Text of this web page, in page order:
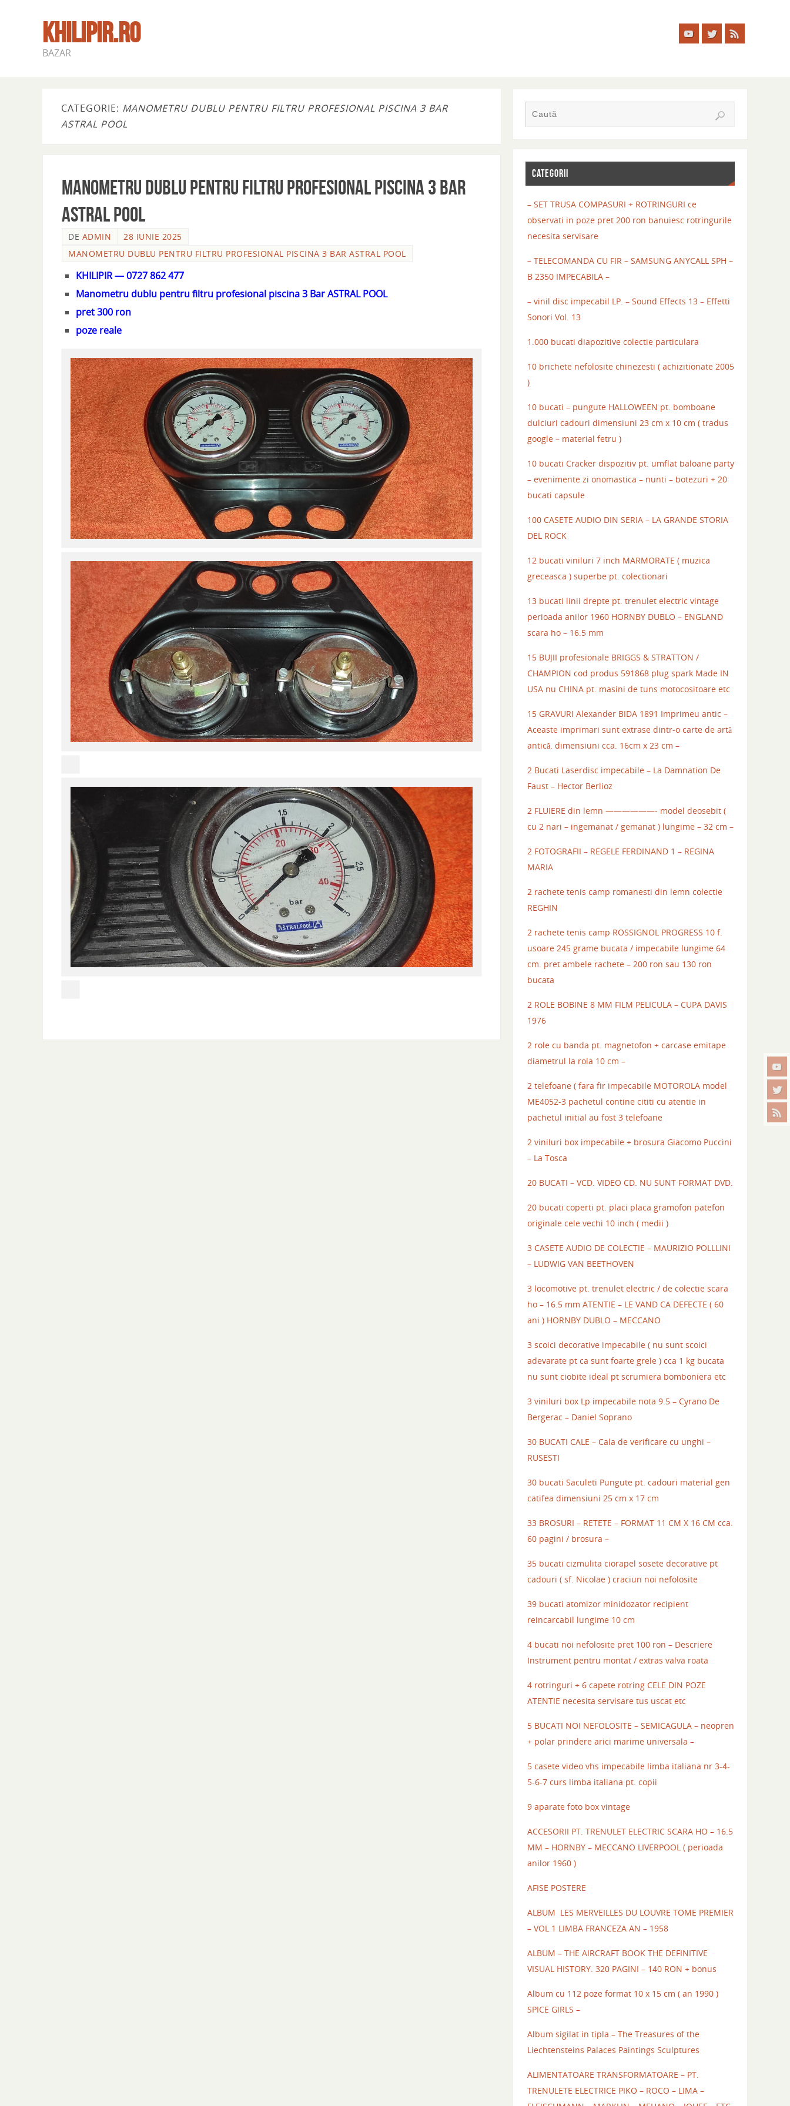
KHILIPIR.RO
BAZAR
CATEGORIE: MANOMETRU DUBLU PENTRU FILTRU PROFESIONAL PISCINA 3 BAR
ASTRAL POOL
Manometru dublu pentru filtru profesional piscina 3 Bar
ASTRAL POOL
DE ADMIN
28 IUNIE 2025
MANOMETRU DUBLU PENTRU FILTRU PROFESIONAL PISCINA 3 BAR ASTRAL POOL
KHILIPIR — 0727 862 477
Manometru dublu pentru filtru profesional piscina 3 Bar ASTRAL POOL
pret 300 ron
poze reale
CATEGORII
– SET TRUSA COMPASURI + ROTRINGURI ce
observati in poze pret 200 ron banuiesc rotringurile
necesita servisare
– TELECOMANDA CU FIR – SAMSUNG ANYCALL SPH –
B 2350 IMPECABILA –
– vinil disc impecabil LP. – Sound Effects 13 – Effetti
Sonori Vol. 13
1.000 bucati diapozitive colectie particulara
10 brichete nefolosite chinezesti ( achizitionate 2005
)
10 bucati – pungute HALLOWEEN pt. bomboane
dulciuri cadouri dimensiuni 23 cm x 10 cm ( tradus
google – material fetru )
10 bucati Cracker dispozitiv pt. umflat baloane party
– evenimente zi onomastica – nunti – botezuri + 20
bucati capsule
100 CASETE AUDIO DIN SERIA – LA GRANDE STORIA
DEL ROCK
12 bucati viniluri 7 inch MARMORATE ( muzica
greceasca ) superbe pt. colectionari
13 bucati linii drepte pt. trenulet electric vintage
perioada anilor 1960 HORNBY DUBLO – ENGLAND
scara ho – 16.5 mm
15 BUJII profesionale BRIGGS & STRATTON /
CHAMPION cod produs 591868 plug spark Made IN
USA nu CHINA pt. masini de tuns motocositoare etc
15 GRAVURI Alexander BIDA 1891 Imprimeu antic –
Aceaste imprimari sunt extrase dintr-o carte de artă
antică. dimensiuni cca. 16cm x 23 cm –
2 Bucati Laserdisc impecabile – La Damnation De
Faust – Hector Berlioz
2 FLUIERE din lemn ——————- model deosebit (
cu 2 nari – ingemanat / gemanat ) lungime – 32 cm –
2 FOTOGRAFII – REGELE FERDINAND 1 – REGINA
MARIA
2 rachete tenis camp romanesti din lemn colectie
REGHIN
2 rachete tenis camp ROSSIGNOL PROGRESS 10 f.
usoare 245 grame bucata / impecabile lungime 64
cm. pret ambele rachete – 200 ron sau 130 ron
bucata
2 ROLE BOBINE 8 MM FILM PELICULA – CUPA DAVIS
1976
2 role cu banda pt. magnetofon + carcase emitape
diametrul la rola 10 cm –
2 telefoane ( fara fir impecabile MOTOROLA model
ME4052-3 pachetul contine cititi cu atentie in
pachetul initial au fost 3 telefoane
2 viniluri box impecabile + brosura Giacomo Puccini
– La Tosca
20 BUCATI – VCD. VIDEO CD. NU SUNT FORMAT DVD.
20 bucati coperti pt. placi placa gramofon patefon
originale cele vechi 10 inch ( medii )
3 CASETE AUDIO DE COLECTIE – MAURIZIO POLLLINI
– LUDWIG VAN BEETHOVEN
3 locomotive pt. trenulet electric / de colectie scara
ho – 16.5 mm ATENTIE – LE VAND CA DEFECTE ( 60
ani ) HORNBY DUBLO – MECCANO
3 scoici decorative impecabile ( nu sunt scoici
adevarate pt ca sunt foarte grele ) cca 1 kg bucata
nu sunt ciobite ideal pt scrumiera bomboniera etc
3 viniluri box Lp impecabile nota 9.5 – Cyrano De
Bergerac – Daniel Soprano
30 BUCATI CALE – Cala de verificare cu unghi –
RUSESTI
30 bucati Saculeti Pungute pt. cadouri material gen
catifea dimensiuni 25 cm x 17 cm
33 BROSURI – RETETE – FORMAT 11 CM X 16 CM cca.
60 pagini / brosura –
35 bucati cizmulita ciorapel sosete decorative pt
cadouri ( sf. Nicolae ) craciun noi nefolosite
39 bucati atomizor minidozator recipient
reincarcabil lungime 10 cm
4 bucati noi nefolosite pret 100 ron – Descriere
Instrument pentru montat / extras valva roata
4 rotringuri + 6 capete rotring CELE DIN POZE
ATENTIE necesita servisare tus uscat etc
5 BUCATI NOI NEFOLOSITE – SEMICAGULA – neopren
+ polar prindere arici marime universala –
5 casete video vhs impecabile limba italiana nr 3-4-
5-6-7 curs limba italiana pt. copii
9 aparate foto box vintage
ACCESORII PT. TRENULET ELECTRIC SCARA HO – 16.5
MM – HORNBY – MECCANO LIVERPOOL ( perioada
anilor 1960 )
AFISE POSTERE
ALBUM LES MERVEILLES DU LOUVRE TOME PREMIER
– VOL 1 LIMBA FRANCEZA AN – 1958
ALBUM – THE AIRCRAFT BOOK THE DEFINITIVE
VISUAL HISTORY. 320 PAGINI – 140 RON + bonus
Album cu 112 poze format 10 x 15 cm ( an 1990 )
SPICE GIRLS –
Album sigilat in tipla – The Treasures of the
Liechtensteins Palaces Paintings Sculptures
ALIMENTATOARE TRANSFORMATOARE – PT.
TRENULETE ELECTRICE PIKO – ROCO – LIMA –